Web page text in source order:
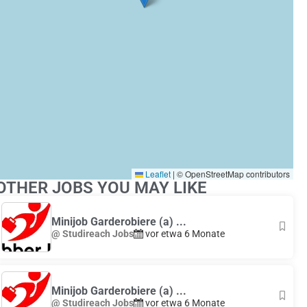
Leaflet | © OpenStreetMap contributors
JOBS YOU MAY LIKE
Minijob Garderobiere (a) ...
@ Studireach Jobs vor etwa 6 Monate
Minijob Garderobiere (a) ...
@ Studireach Jobs vor etwa 6 Monate